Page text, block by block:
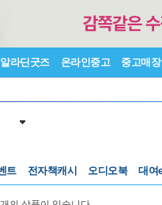
알라딘굿즈 온라인중고 중고매장
트 전자책캐시 오디오북 대여